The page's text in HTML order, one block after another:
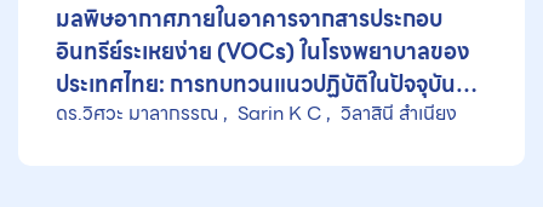
มลพิษอากาศภายในอาคารจากสารประกอบ
อินทรีย์ระเหยง่าย (VOCs) ในโรงพยาบาลของ
ประเทศไทย: การทบทวนแนวปฏิบัติในปัจจุบัน
ความท้าทาย และข้อเสนอแนะ
ดร.วิศวะ มาลากรรณ Sarin K C วิลาสินี สำเนียง